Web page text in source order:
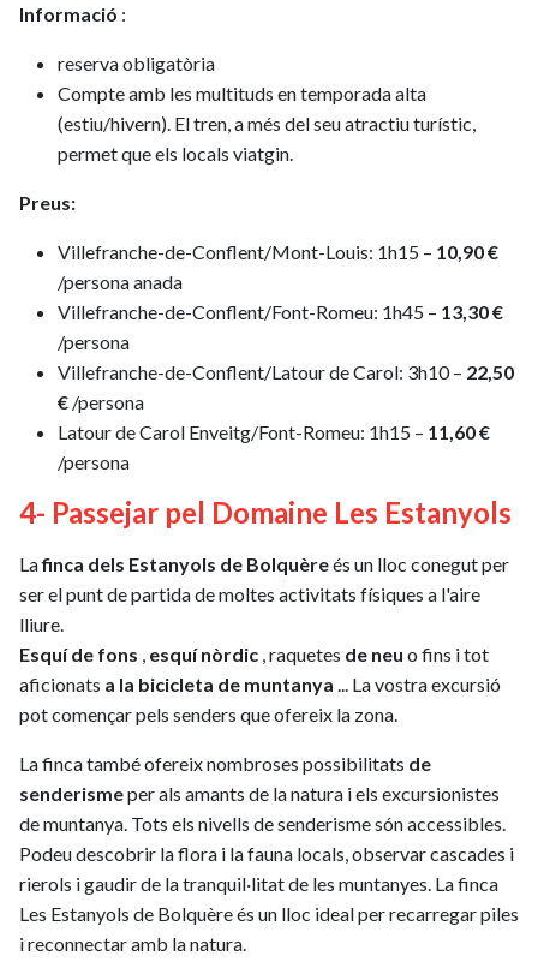
Informació :
reserva obligatòria
Compte amb les multituds en temporada alta
(estiu/hivern). El tren, a més del seu atractiu turístic,
permet que els locals viatgin.
Preus:
Villefranche-de-Conflent/Mont-Louis: 1h15 – 10,90 €
/persona anada
Villefranche-de-Conflent/Font-Romeu: 1h45 – 13,30 €
/persona
Villefranche-de-Conflent/Latour de Carol: 3h10 – 22,50
€ /persona
Latour de Carol Enveitg/Font-Romeu: 1h15 – 11,60 €
/persona
4- Passejar pel Domaine Les Estanyols
Lafinca dels Estanyols de Bolquèreés un lloc conegut per
ser el punt de partida de moltes activitats físiques a l'aire
lliure.
Esquí de fons esquí nòrdic , raquetes de neu o fins i tot
aficionats a la bicicleta de muntanya ... La vostra excursió
pot començar pels senders que ofereix la zona.
La finca també ofereix nombroses possibilitats de
senderismeper als amants de la natura i els excursionistes
de muntanya. Tots els nivells de senderisme són accessibles.
Podeu descobrir la flora i la fauna locals, observar cascades i
rierols i gaudir de la tranquil·litat de les muntanyes. La finca
Les Estanyols de Bolquère és un lloc ideal per recarregar piles
i reconnectar amb la natura.